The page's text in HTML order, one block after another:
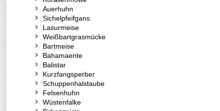
Auerhuhn
Sichelpfeifgans
Lasurmeise
Weißbartgrasmücke
Bartmeise
Bahamaente
Balistar
Kurzfangsperber
Schuppenhalstaube
Felsenhuhn
Wüstenfalke